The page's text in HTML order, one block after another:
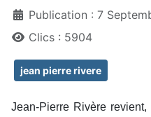
Publication : 7
Clics : 5904
jean pierre rivere
Jean-Pierre Rivère